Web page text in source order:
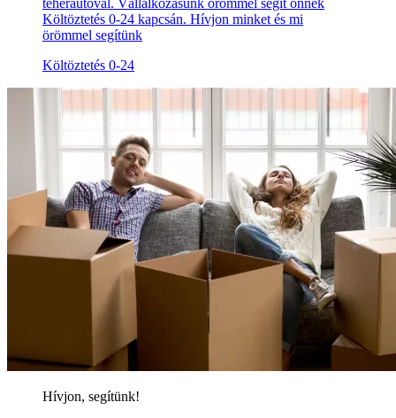
teherautóval. Vállalkozásunk örömmel segít önnek
Költöztetés 0-24 kapcsán. Hívjon minket és mi
örömmel segítünk
Költöztetés 0-24
Hívjon, segítünk!